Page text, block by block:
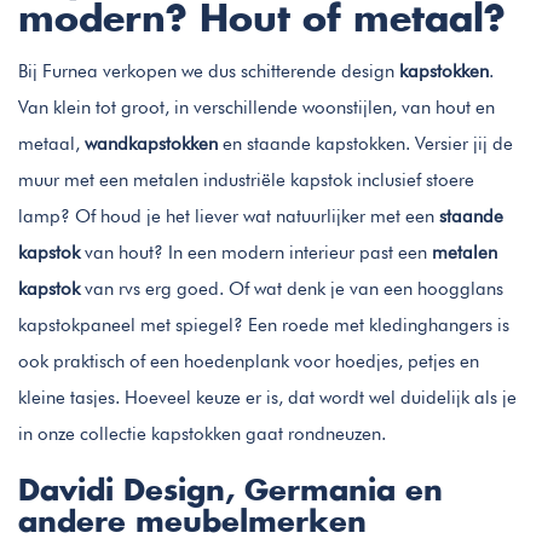
modern? Hout of metaal?
Bij Furnea verkopen we dus schitterende design kapstokken.
Van klein tot groot, in verschillende woonstijlen, van hout en
metaal, wandkapstokken en staande kapstokken. Versier jij de
muur met een metalen industriële kapstok inclusief stoere
lamp? Of houd je het liever wat natuurlijker met een staande
kapstokvan hout? In een modern interieur past een metalen
kapstokvan rvs erg goed. Of wat denk je van een hoogglans
kapstokpaneel met spiegel? Een roede met kledinghangers is
ook praktisch of een hoedenplank voor hoedjes, petjes en
kleine tasjes. Hoeveel keuze er is, dat wordt wel duidelijk als je
in onze collectie kapstokken gaat rondneuzen.
Davidi Design, Germania en
andere meubelmerken